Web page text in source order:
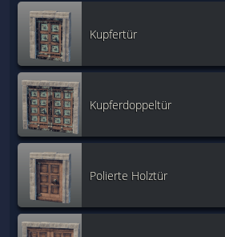
Kupfertür
Kupferdoppeltür
Polierte Holztür